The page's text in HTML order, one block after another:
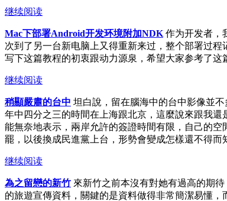
继续阅读
Mac下部署Android开发环境附加NDK 作为开发者，
次到了另一台新电脑上又得重新来过，整个部署过
写下这篇教程的初衷跟动力源泉，希望大家参考了
继续阅读
稍顯嚴肅的台中 坦白說，留在腦海中的台中影像並
年中四分之三的時間在上海跟北京，這麼說來跟我
能無奈地表示，兩岸允許的簽證時間有限，自己的
罷，以後換成民進黨上台，形勢會變成怎樣還不得
继续阅读
為之留戀的新竹 來新竹之前本沒有對她有過高的期
的旅遊宣傳資料，關鍵的是資料做得非常簡潔易懂